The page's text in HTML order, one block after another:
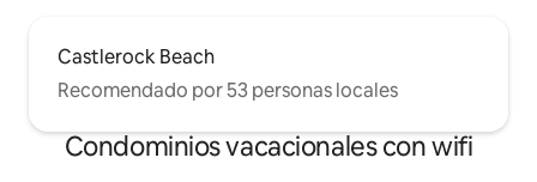
Castlerock Beach
Recomendado por 53 personas locales
Condominios vacacionales con wifi